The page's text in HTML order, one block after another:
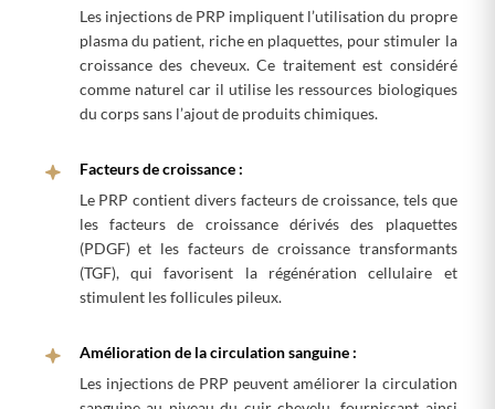
Les injections de PRP impliquent l’utilisation du propre
plasma du patient, riche en plaquettes, pour stimuler la
croissance des cheveux. Ce traitement est considéré
comme naturel car il utilise les ressources biologiques
du corps sans l’ajout de produits chimiques.
Facteurs de croissance :
Le PRP contient divers facteurs de croissance, tels que
les facteurs de croissance dérivés des plaquettes
(PDGF) et les facteurs de croissance transformants
(TGF), qui favorisent la régénération cellulaire et
stimulent les follicules pileux.
Amélioration de la circulation sanguine :
Les injections de PRP peuvent améliorer la circulation